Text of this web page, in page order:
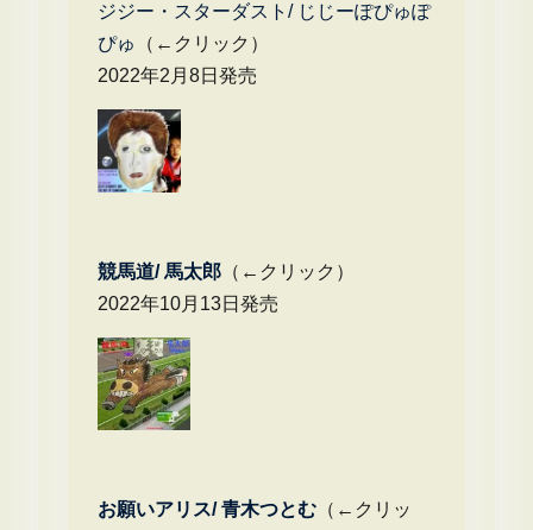
ジジー・スターダスト/ じじーぽぴゅぽ
ぴゅ
（←クリック）
2022年2月8日発売
競馬道/ 馬太郎（←クリック）
2022年10月13日発売
お願いアリス/ 青木つとむ（←クリッ